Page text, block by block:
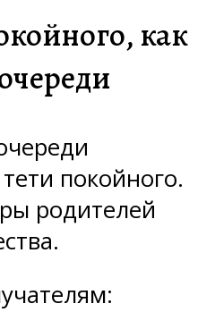
как
покойного.
родителей